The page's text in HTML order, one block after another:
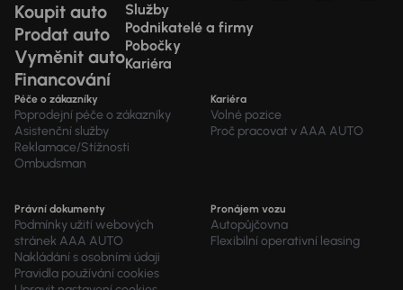
Koupit auto
Prodat auto
Vyměnit auto
Financování
Služby
Podnikatelé a firmy
Pobočky
Kariéra
Péče o zákazníky
Poprodejní péče o zákazníky
Asistenční služby
Reklamace/Stížnosti
Ombudsman
Kariéra
Volné pozice
Proč pracovat v AAA AUTO
Právní dokumenty
Podmínky užití webových
stránek AAA AUTO
Nakládání s osobními údaji
Pravidla používání cookies
Pronájem vozu
Autopůjčovna
Flexibilní operativní leasing